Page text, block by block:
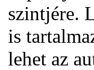
szintjére.
is
lehet az